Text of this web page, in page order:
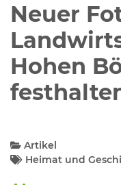
Neuigkeiten
Bildung und
Neuer
Hohen
Artikel
Heimat und